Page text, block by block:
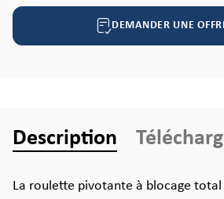
DEMANDER UNE
Description
La roulette pivotante à blocage total